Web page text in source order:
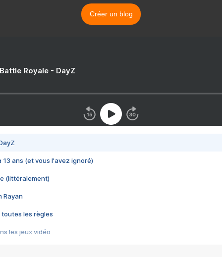
Créer un blog
Royale - DayZ
13 ans (et vous l'avez ignoré)
(littéralement)
Rayan
toutes les règles
les jeux vidéo